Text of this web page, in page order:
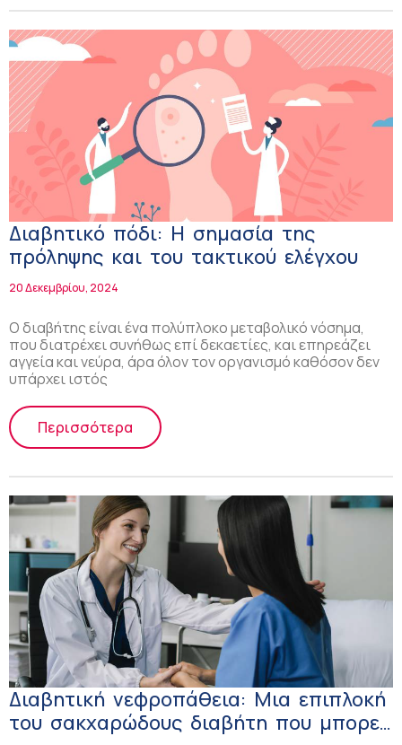
Διαβητικό πόδι: Η σημασία της
πρόληψης και του τακτικού ελέγχου
20 Δεκεμβρίου, 2024
Ο διαβήτης είναι ένα πολύπλοκο μεταβολικό νόσημα,
που διατρέχει συνήθως επί δεκαετίες, και επηρεάζει
αγγεία και νεύρα, άρα όλον τον οργανισμό καθόσον δεν
υπάρχει ιστός
Περισσότερα
Διαβητική νεφροπάθεια: Μια επιπλοκή
του σακχαρώδoυς διαβήτη που μπορεί